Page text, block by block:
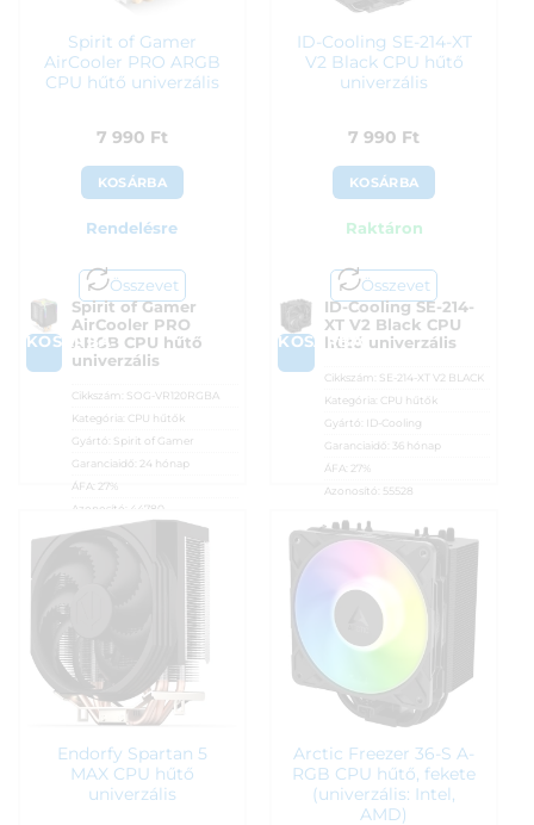
Spirit of Gamer
AirCooler PRO ARGB
CPU hűtő univerzális
7 990 Ft
KOSÁRBA
Rendelésre
Összevet
KOSÁRBA
Spirit of Gamer
AirCooler PRO
ARGB CPU hűtő
univerzális
Cikkszám: SOG-VR120RGBA
Kategória: CPU hűtők
Gyártó: Spirit of Gamer
Garanciaidő: 24 hónap
ÁFA: 27%
Azonosító:
44780
Ft
ID-Cooling SE-214-XT
V2 Black CPU hűtő
univerzális
7 990 Ft
KOSÁRBA
Raktáron
Összevet
KOSÁRBA
ID-Cooling SE-214-
XT V2 Black CPU
hűtő univerzális
Cikkszám: SE-214-XT V2 BLACK
Kategória: CPU hűtők
Gyártó:
ID-Cooling
Garanciaidő: 36 hónap
ÁFA: 27%
Azonosító: 55528
7 990Ft
Endorfy Spartan 5
MAX CPU hűtő
univerzális
Arctic Freezer 36-S A-
RGB CPU hűtő, fekete
(univerzális: Intel,
AMD)